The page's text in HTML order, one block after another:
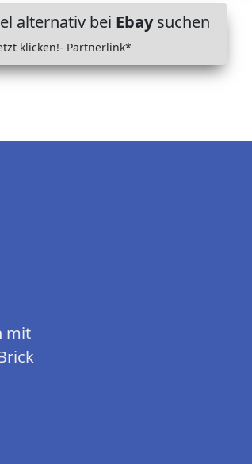
alternativ bei Ebaysuchen
klicken!- Partnerlink*
mit